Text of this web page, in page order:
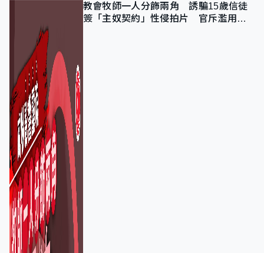
教會牧師一人分飾兩角 誘騙15歲信徒
簽「主奴契約」性侵拍片 官斥濫用教